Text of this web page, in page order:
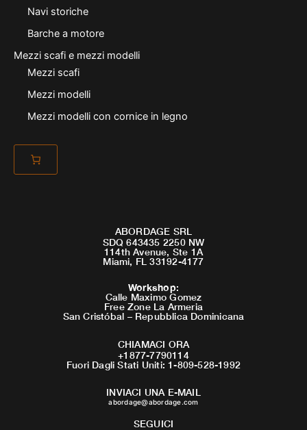
Navi storiche
Barche a motore
Mezzi scafi e mezzi modelli
Mezzi scafi
Mezzi modelli
Mezzi modelli con cornice in legno
ABORDAGE SRL
SDQ 643435 2250 NW
114th Avenue, Ste 1A
Miami, FL 33192-4177
Workshop:
Calle Maximo Gomez
Free Zone La Armeria
San Cristóbal – Repubblica Dominicana
CHIAMACI ORA
+1877-7790114
Fuori Dagli Stati Uniti: 1-809-528-1992
INVIACI UNA E-MAIL
abordage@abordage.com
SEGUICI